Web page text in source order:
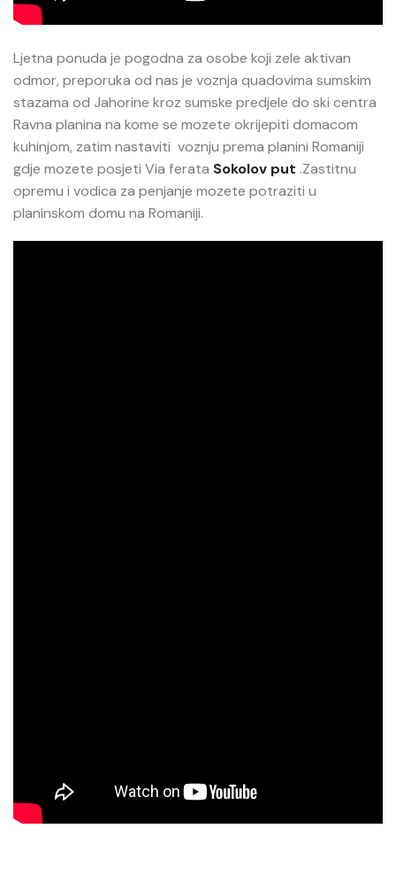
Ljetna ponuda je pogodna za osobe koji zele aktivan
odmor, preporuka od nas je voznja quadovima sumskim
stazama od Jahorine kroz sumske predjele do ski centra
Ravna planina na kome se mozete okrijepiti domacom
kuhinjom, zatim nastaviti voznju prema planini Romaniji
gdje mozete posjeti Via ferata Sokolov put .Zastitnu
opremu i vodica za penjanje mozete potraziti u
planinskom domu na Romaniji.